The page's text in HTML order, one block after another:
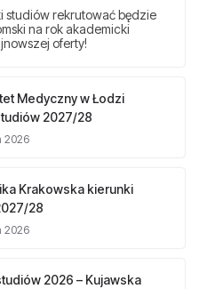
studiów rekrutować będzie
na rok akademicki
oferty!
Medyczny w Łodzi
2027/28
2026
Krakowska kierunki
28
2026
2026 – Kujawska